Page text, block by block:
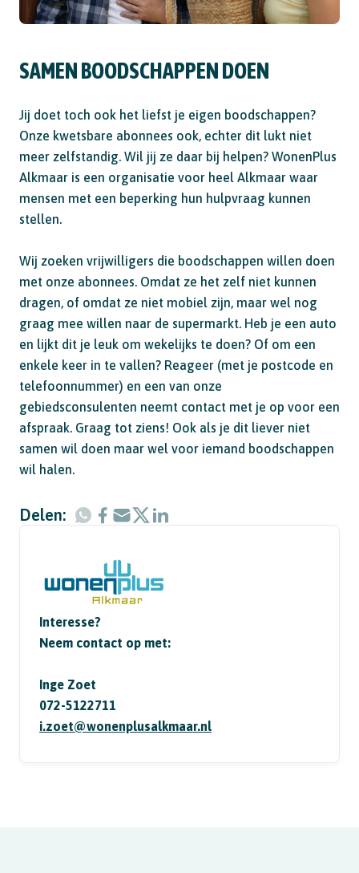
SAMEN BOODSCHAPPEN DOEN
Jij doet toch ook het liefst je eigen boodschappen?
Onze kwetsbare abonnees ook, echter dit lukt niet
meer zelfstandig. Wil jij ze daar bij helpen? WonenPlus
Alkmaar is een organisatie voor heel Alkmaar waar
mensen met een beperking hun hulpvraag kunnen
stellen.
Wij zoeken vrijwilligers die boodschappen willen doen
met onze abonnees. Omdat ze het zelf niet kunnen
dragen, of omdat ze niet mobiel zijn, maar wel nog
graag mee willen naar de supermarkt. Heb je een auto
en lijkt dit je leuk om wekelijks te doen? Of om een
enkele keer in te vallen? Reageer (met je postcode en
telefoonnummer) en een van onze
gebiedsconsulenten neemt contact met je op voor een
afspraak. Graag tot ziens! Ook als je dit liever niet
samen wil doen maar wel voor iemand boodschappen
wil halen.
Delen:
Interesse?
Neem contact op met:
Inge Zoet
072-5122711
i.zoet@wonenplusalkmaar.nl